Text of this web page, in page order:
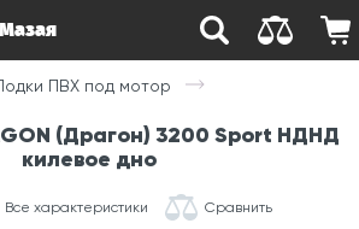
ПВХ под мотор
(Драгон) 3200 Sport НДНД
килевое дно
Все характеристики Сравнить